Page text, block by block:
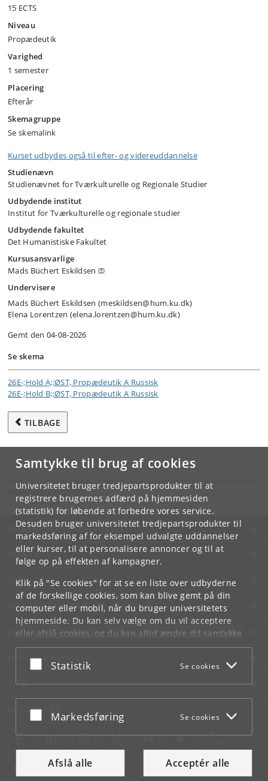
Samtykke til brug af cookies
Universitetet bruger tredjepartsprodukter til at
registrere brugernes adfærd på hjemmesiden
(statistik) for løbende at forbedre vores service.
Desuden bruger universitetet tredjepartsprodukter til
markedsføring af for eksempel udvalgte uddannelser
eller kurser, til at personalisere annoncer og til at
følge op på effekten af kampagner.
Klik på "Se cookies" for at se en liste over udbyderne
af de forskellige cookies, som kan blive gemt på din
computer eller mobil, når du bruger universitetets
hjemmeside. Du kan selv vælge om du vil acceptere
eller afslå cookies, og du kan altid ændre dit samtykke
underCookie- og privatlivspolitiksom du finder i
bunden af hver side.
Acceptér eller afslå
Statistik Se cookies
Acceptér eller afslå
Markedsføring Se cookies
Afslå alle Acceptér alle
15 ECTS
Niveau
Propædeutik
Varighed
1 semester
Placering
Efterår
Skemagruppe
Se skemalink
Kurset udbydes også til efter- og videreuddannelse
Studienævn
Studienævnet for Tværkulturelle og Regionale Studier
Udbydende institut
Institut for Tværkulturelle og regionale studier
Udbydende fakultet
Det Humanistiske Fakultet
Kursusansvarlige
Mads Büchert Eskildsen
Undervisere
Mads Büchert Eskildsen (meskildsen@hum.ku.dk)
Elena Lorentzen (elena.lorentzen@hum.ku.dk)
Gemt den 04-08-2026
Se skema
26E-;Hold A;;ØST, Propædeutik A Russisk
26E-;Hold B;;ØST, Propædeutik A Russisk
TILBAGE
Hvis du har spørgsmål til kurset, skal du henvende dig til din lokale
studieadministration.
KØBENHAVNS UNIVERSITET
KONTAKT
SERVICES
FOR STUDERENDE OG ANSATTE
JOB OG KARRIERE
NØDSITUATIONER
WEB
MØD KU PÅ